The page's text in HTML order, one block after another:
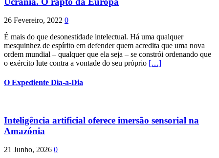
26 Fevereiro, 2022 0
É mais do que desonestidade intelectual. Há uma qualquer
mesquinhez de espírito em defender quem acredita que uma nova
ordem mundial – qualquer que ela seja – se constrói ordenando que
o exército lute contra a vontade do seu próprio […]
O Expediente Dia-a-Dia
Inteligência artificial oferece imersão sensorial na
Amazónia
21 Junho, 2026 0